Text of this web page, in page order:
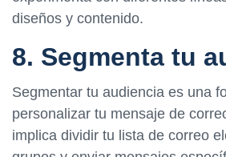
diseños y contenido.
8. Segmenta tu
Segmentar tu audiencia es una
personalizar tu mensaje de
implica dividir tu lista de correo